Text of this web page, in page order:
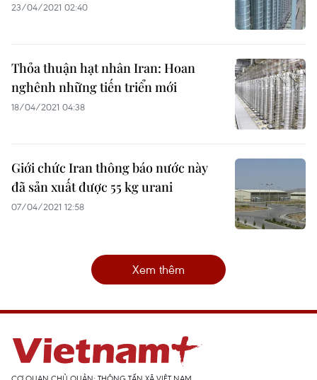
23/04/2021 02:40
Thỏa thuận hạt nhân Iran: Hoan
nghênh những tiến triển mới
18/04/2021 04:38
Giới chức Iran thông báo nước này
đã sản xuất được 55 kg urani
07/04/2021 12:58
Xem thêm